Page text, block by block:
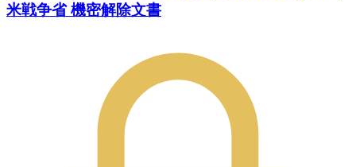
米戦争省 機密解除文書